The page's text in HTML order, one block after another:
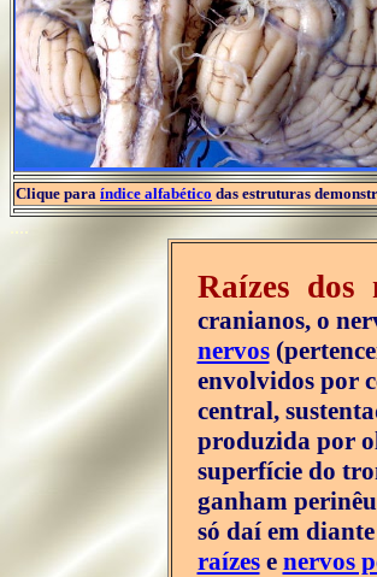
Clique para índice alfabético das estruturas
....
Raízes dos
cranianos, o
nervos
envolvidos por
central,
produzida por
superfície do
ganham
só daí em
raízese nervos